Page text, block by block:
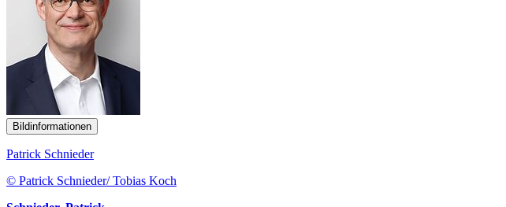
Bildinformationen
Patrick Schnieder
© Patrick Schnieder/ Tobias Koch